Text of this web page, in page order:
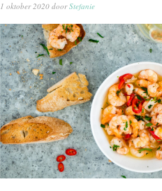
1 oktober 2020doorStefanie